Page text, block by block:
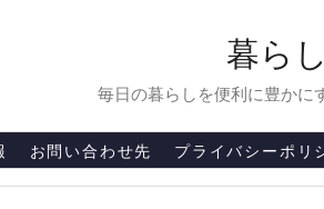
暮ら
毎日の暮らしを便利に豊か
お問い合わせ先 プライバシーポリ